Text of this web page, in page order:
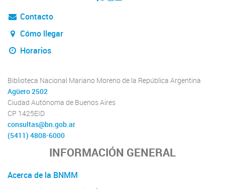
Contacto
Cómo llegar
Horarios
Biblioteca Nacional Mariano Moreno de la República Argentina
Agüero 2502
Ciudad Autónoma de Buenos Aires
CP 1425EID
consultas@bn.gob.ar
(5411) 4808-6000
INFORMACIÓN GENERAL
Acerca de la BNMM